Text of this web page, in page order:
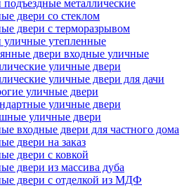
подъездные металлические
двери со стеклом
двери с терморазрывом
уличные утепленные
двери входные уличные
уличные двери
уличные двери для дачи
уличные двери
уличные двери
уличные двери
входные двери для частного дома
двери на заказ
двери с ковкой
двери из массива дуба
двери с отделкой из МДФ